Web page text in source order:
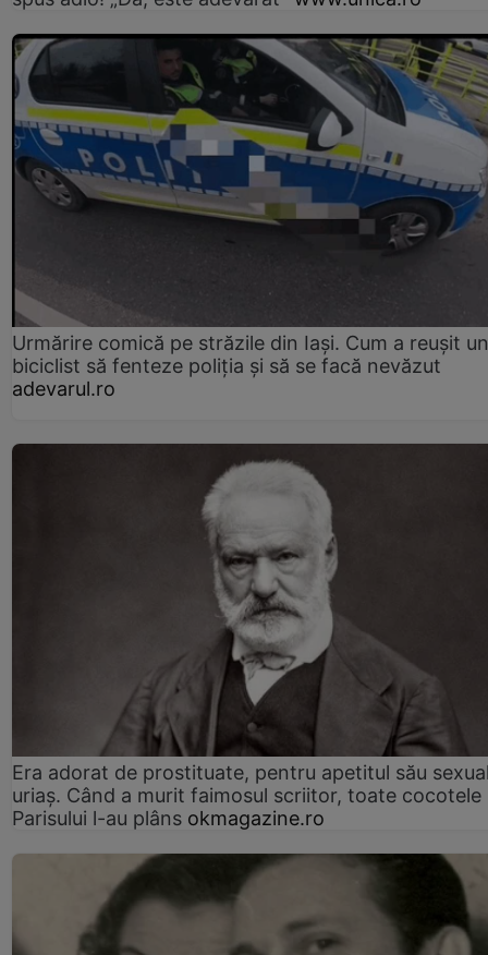
Urmărire comică pe străzile din Iași. Cum a reușit un
biciclist să fenteze poliția și să se facă nevăzut
adevarul.ro
Era adorat de prostituate, pentru apetitul său
uriaș. Când a murit faimosul scriitor, toate cocotele
Parisului l-au plâns okmagazine.ro